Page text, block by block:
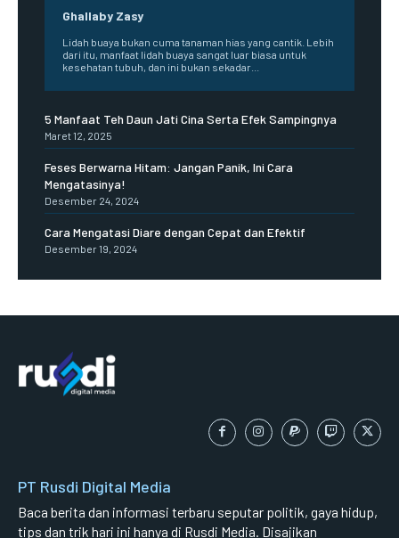
Ghallaby Zasy
Lidah buaya bukan cuma tanaman hias yang cantik. Lebih
dari itu, manfaat lidah buaya sangat luar biasa untuk
kesehatan tubuh, dan ini bukan sekadar...
5 Manfaat Teh Daun Jati Cina Serta Efek Sampingnya
Maret 12, 2025
Feses Berwarna Hitam: Jangan Panik, Ini Cara
Mengatasinya!
Desember 24, 2024
Cara Mengatasi Diare dengan Cepat dan Efektif
Desember 19, 2024
PT Rusdi Digital Media
Baca berita dan informasi terbaru seputar politik, gaya hidup,
tips dan trik hari ini hanya di Rusdi Media. Disajikan